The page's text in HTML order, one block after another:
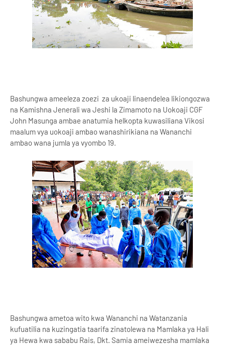
Bashungwa ameeleza zoezi za ukoaji linaendelea likiongozwa
na Kamishna Jenerali wa Jeshi la Zimamoto na Uokoaji CGF
John Masunga ambae anatumia helkopta kuwasiliana Vikosi
maalum vya uokoaji ambao wanashirikiana na Wananchi
ambao wana jumla ya vyombo 19.
Bashungwa ametoa wito kwa Wananchi na Watanzania
kufuatilia na kuzingatia taarifa zinatolewa na Mamlaka ya Hali
ya Hewa kwa sababu Rais, Dkt. Samia ameiwezesha mamlaka